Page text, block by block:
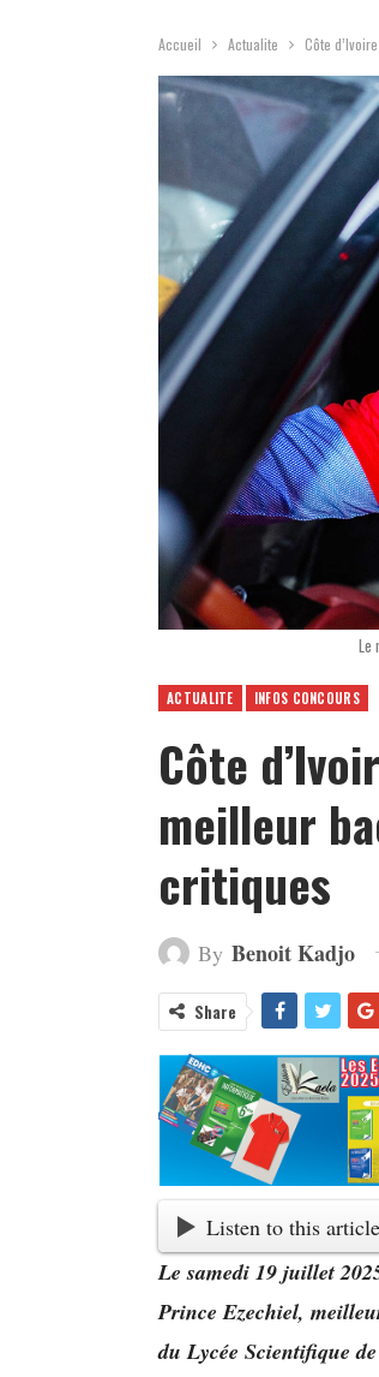
Accueil Actualite Côte
Le
ACTUALITE INFOS CONCOURS
Côte
meilleur
critiques
By Benoit Kadjo
Share
Listen to this article
Le samedi 19 juillet
Prince Ezechiel,
du Lycée Scientifique